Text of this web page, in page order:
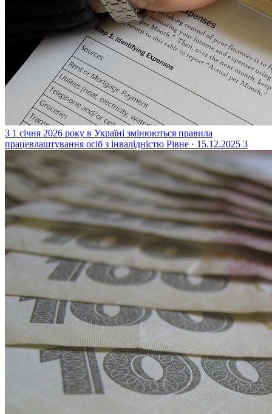
З 1 січня 2026 року в Україні змінюються правила
працевлаштування осіб з інвалідністю Рівне · 15.12.2025 3